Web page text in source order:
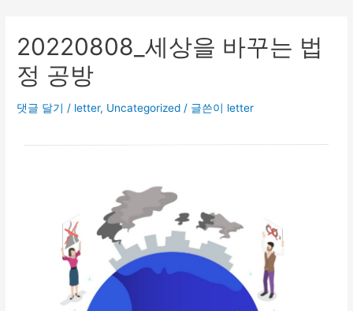
20220808_세상을 바꾸는 법
정 공방
댓글 달기 / letter, Uncategorized / 글쓴이 letter